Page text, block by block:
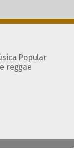
Popular
reggae